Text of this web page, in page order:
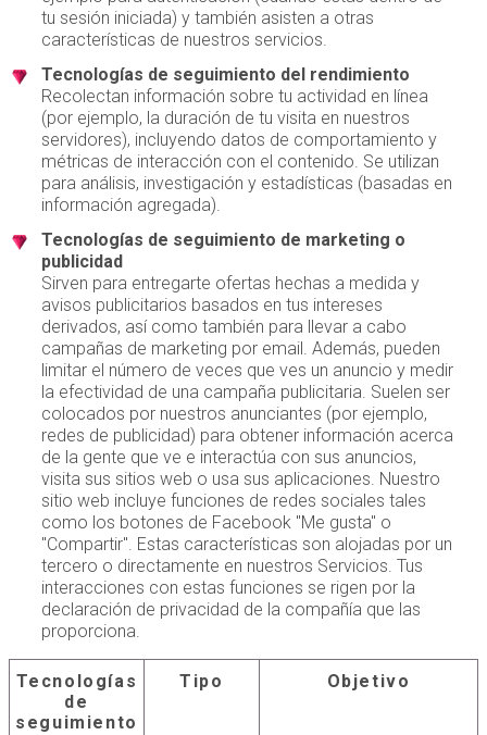
tu sesión iniciada) y también asisten a otras
características de nuestros servicios.
Tecnologías de seguimiento del rendimiento
Recolectan información sobre tu actividad en línea
(por ejemplo, la duración de tu visita en nuestros
servidores), incluyendo datos de comportamiento y
métricas de interacción con el contenido. Se utilizan
para análisis, investigación y estadísticas (basadas en
información agregada).
Tecnologías de seguimiento de marketing o
publicidad
Sirven para entregarte ofertas hechas a medida y
avisos publicitarios basados en tus intereses
derivados, así como también para llevar a cabo
campañas de marketing por email. Además, pueden
limitar el número de veces que ves un anuncio y medir
la efectividad de una campaña publicitaria. Suelen ser
colocados por nuestros anunciantes (por ejemplo,
redes de publicidad) para obtener información acerca
de la gente que ve e interactúa con sus anuncios,
visita sus sitios web o usa sus aplicaciones. Nuestro
sitio web incluye funciones de redes sociales tales
como los botones de Facebook "Me gusta" o
"Compartir". Estas características son alojadas por un
tercero o directamente en nuestros Servicios. Tus
interacciones con estas funciones se rigen por la
declaración de privacidad de la compañía que las
proporciona.
Tecnologías
de
seguimiento
Tipo Objetivo